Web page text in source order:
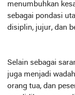
menumbuhkan
sebagai pondasi
disiplin, jujur, dan
Selain sebagai
juga menjadi
orang tua, dan